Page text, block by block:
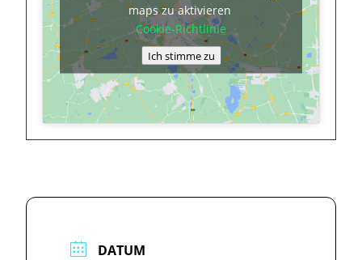
maps zu aktivieren
Cookie-Richtlinie
Ich stimme zu
DATUM